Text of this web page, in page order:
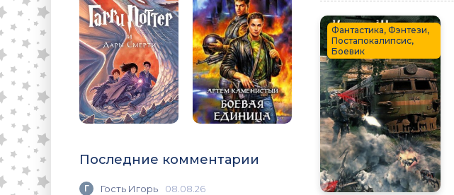
Последние комментарии
Г Гость Игорь 08.08.26
Фантастика, Фэнтези,
Постапокалипсис,
Боевик